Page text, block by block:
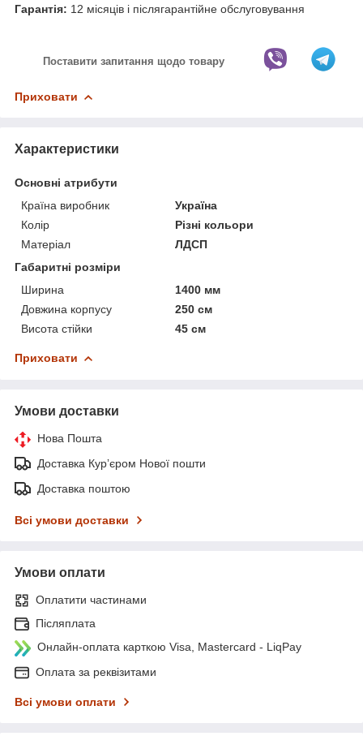
Гарантія: 12 місяців і післягарантійне обслуговування
Поставити запитання щодо товару
Приховати
Характеристики
Основні атрибути
Країна виробник
Україна
Колір
Різні кольори
Матеріал
ЛДСП
Габаритні розміри
Ширина
1400 мм
Довжина корпусу
250 см
Висота стійки
45 см
Приховати
Умови доставки
Нова Пошта
Доставка Курʼєром Нової пошти
Доставка поштою
Всі умови доставки
Умови оплати
Оплатити частинами
Післяплата
Онлайн-оплата карткою Visa, Mastercard - LiqPay
Оплата за реквізитами
Всі умови оплати